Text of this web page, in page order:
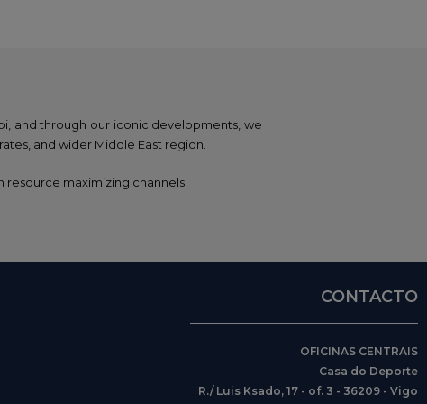
and through our iconic developments, we
and wider Middle East region.
maximizing channels.
CONTACTO
OFICINAS CENTRAIS
Casa do Deporte
R./ Luis Ksado, 17 - of. 3 - 36209 - Vigo